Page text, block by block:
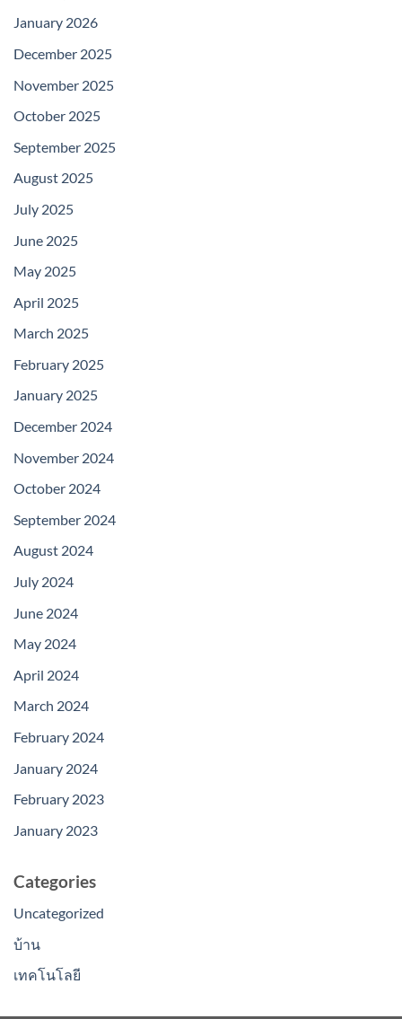
January 2026
December 2025
November 2025
October 2025
September 2025
August 2025
July 2025
June 2025
May 2025
April 2025
March 2025
February 2025
January 2025
December 2024
November 2024
October 2024
September 2024
August 2024
July 2024
June 2024
May 2024
April 2024
March 2024
February 2024
January 2024
February 2023
January 2023
Categories
Uncategorized
บ้าน
เทคโนโลยี